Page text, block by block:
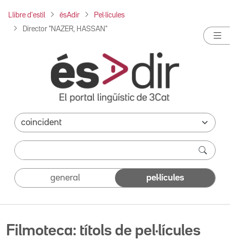
Llibre d'estil ésAdir Pel·lícules
Director "NAZER, HASSAN"
general pel·lícules
Filmoteca: títols de pel·lícules